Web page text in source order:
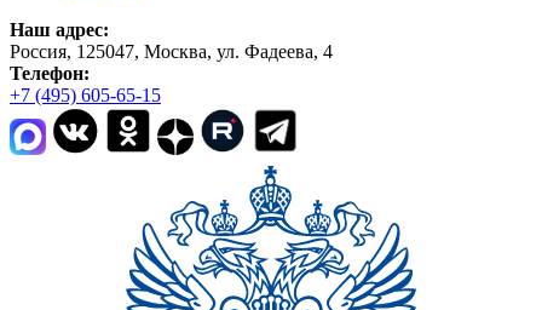
Наш адрес:
Россия, 125047, Москва, ул. Фадеева, 4
Телефон:
+7 (495) 605-65-15